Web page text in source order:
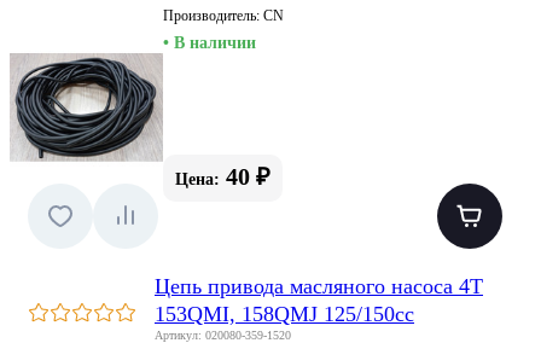
Производитель:CN
• В наличии
Цена: 40 ₽
Цепь привода масляного насоса 4T
153QMI, 158QMJ 125/150сс
Артикул: 020080-359-1520